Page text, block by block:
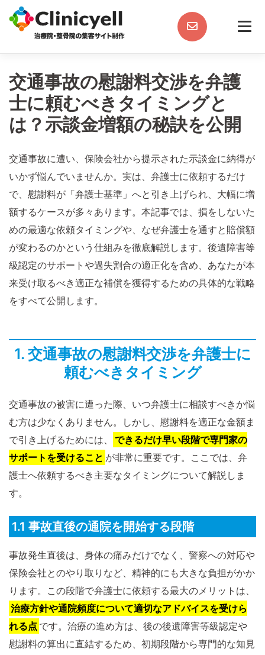
content
交通事故の慰謝料交渉を弁護
士に頼むべきタイミングと
は？示談金増額の秘訣を公開
交通事故に遭い、保険会社から提示された示談金に納得が
いかず悩んでいませんか。実は、弁護士に依頼するだけ
で、慰謝料が「弁護士基準」へと引き上げられ、大幅に増
額するケースが多々あります。本記事では、損をしないた
めの最適な依頼タイミングや、なぜ弁護士を通すと賠償額
が変わるのかという仕組みを徹底解説します。後遺障害等
級認定のサポートや過失割合の適正化を含め、あなたが本
来受け取るべき適正な補償を獲得するための具体的な戦略
をすべて公開します。
1. 交通事故の慰謝料交渉を弁護士に
頼むべきタイミング
交通事故の被害に遭った際、いつ弁護士に相談すべきか悩
む方は少なくありません。しかし、慰謝料を適正な金額ま
で引き上げるためには、
できるだけ早い段階で専門家の
サポートを受けること が非常に重要です。ここでは、弁
護士へ依頼するべき主要なタイミングについて解説しま
す。
1.1 事故直後の通院を開始する段階
事故発生直後は、身体の痛みだけでなく、警察への対応や
保険会社とのやり取りなど、精神的にも大きな負担がかか
ります。この段階で弁護士に依頼する最大のメリットは、
治療方針や通院頻度について適切なアドバイスを受けら
れる点 です。治療の進め方は、後の後遺障害等級認定や
慰謝料の算出に直結するため、初期段階から専門的な知見